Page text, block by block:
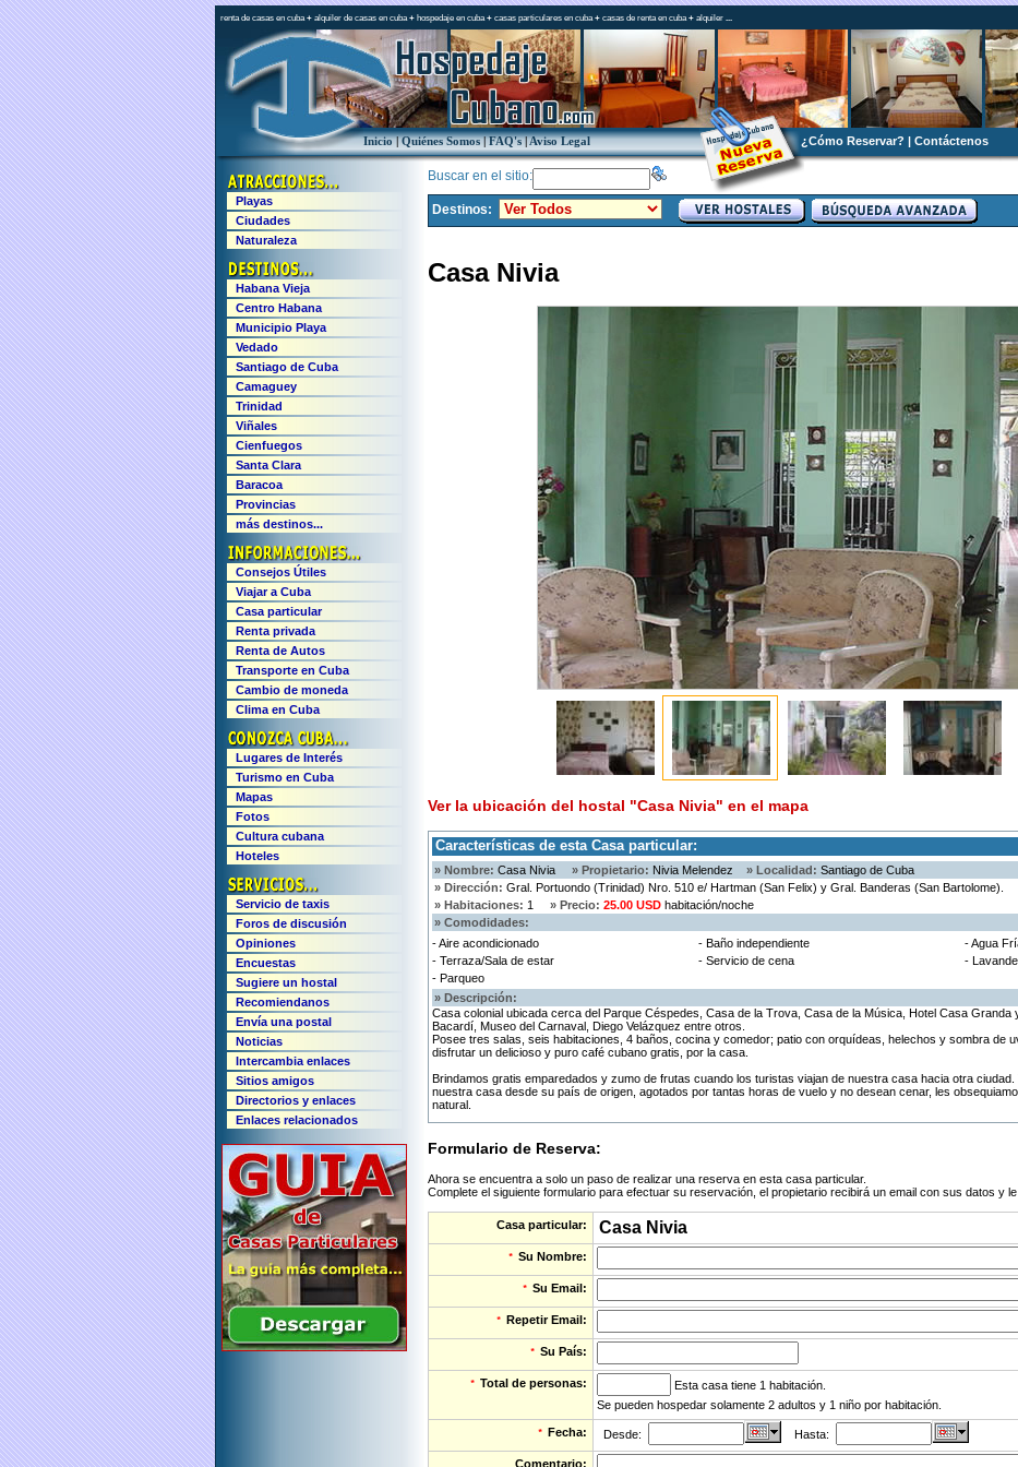
renta de casas en cuba+ alquiler de casas en cuba+ hospedaje en cuba+ casas particulares en cuba+ casas de renta en cuba+ alquiler ...
Inicio|Quiénes Somos|FAQ's|Aviso Legal ¿Cómo Reservar? | Contáctenos
Buscar en el sitio:
Destinos:
Casa Nivia
Ver la ubicación del hostal "Casa Nivia" en el mapa
Características de esta Casa particular:
» Nombre: Casa Nivia » Propietario: Nivia Melendez » Localidad: Santiago de Cuba
» Dirección: Gral. Portuondo (Trinidad) Nro. 510 e/ Hartman (San Felix) y Gral. Banderas (San Bartolome).
» Habitaciones: 1 » Precio: 25.00 USD habitación/noche
» Comodidades:
- Aire acondicionado
- Baño independiente
- Agua
- Terraza/Sala de estar
- Servicio de cena
-
- Parqueo
» Descripción:
Casa colonial ubicada cerca del Parque Céspedes, Casa de la Trova, Casa de la Música, Hotel Casa
Bacardí, Museo del Carnaval, Diego Velázquez entre otros.
Posee tres salas, seis habitaciones, 4 baños, cocina y comedor; patio con orquídeas, helechos y sombra de
disfrutar un delicioso y puro café cubano gratis, por la casa.
Brindamos gratis emparedados y zumo de frutas cuando los turistas viajan de nuestra casa hacia otra
nuestra casa desde su país de origen, agotados por tantas horas de vuelo y no desean cenar, les
natural.
Formulario de Reserva:
Ahora se encuentra a solo un paso de realizar una reserva en esta casa particular.
Complete el siguiente formulario para efectuar su reservación, el propietario recibirá un email con sus datos y
Casa particular: Casa Nivia
* Su Nombre:
* Su Email:
* Repetir Email:
* Su País:
* Total de personas:
Esta casa tiene 1 habitación.
Se pueden hospedar solamente 2 adultos y 1 niño por habitación.
* Fecha: Desde: Hasta:
Comentario:
Playas
Ciudades
Naturaleza
Habana Vieja
Centro Habana
Municipio Playa
Vedado
Santiago de Cuba
Camaguey
Trinidad
Viñales
Cienfuegos
Santa Clara
Baracoa
Provincias
más destinos...
Consejos Útiles
Viajar a Cuba
Casa particular
Renta privada
Renta de Autos
Transporte en Cuba
Cambio de moneda
Clima en Cuba
Lugares de Interés
Turismo en Cuba
Mapas
Fotos
Cultura cubana
Hoteles
Servicio de taxis
Foros de discusión
Opiniones
Encuestas
Sugiere un hostal
Recomiendanos
Envía una postal
Noticias
Intercambia enlaces
Sitios amigos
Directorios y enlaces
Enlaces relacionados